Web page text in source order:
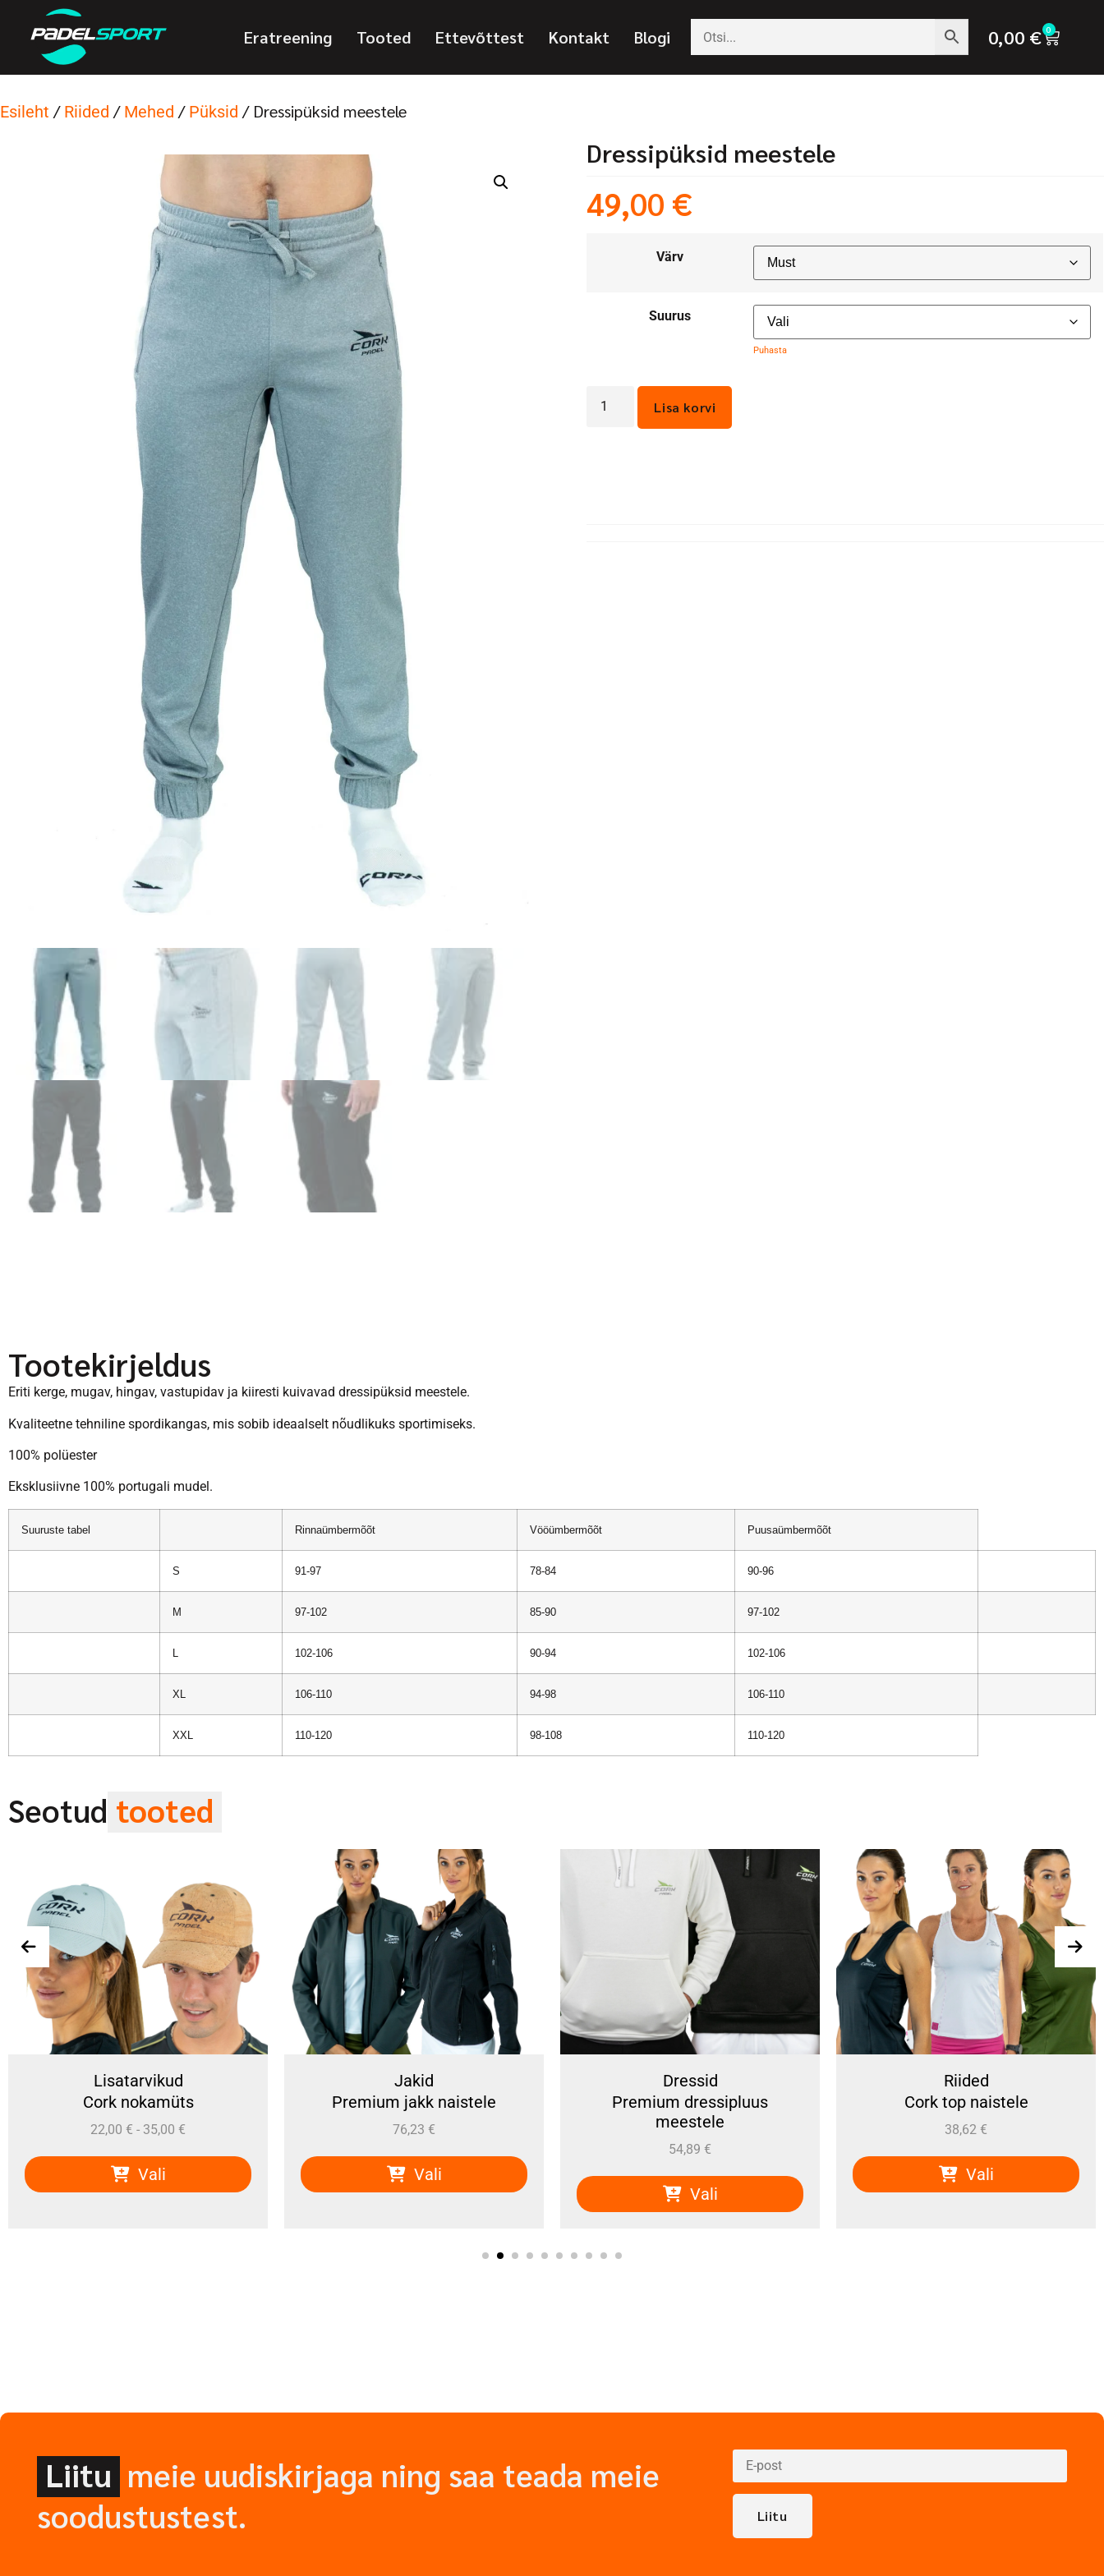
Eratreening Tooted Ettevõttest Kontakt Blogi 0,00 € 0
Esileht / Riided / Mehed / Püksid / Dressipüksid meestele
Dressipüksid meestele
49,00 €
Värv
Suurus
Puhasta
Lisa korvi
Tootekirjeldus
Eriti kerge, mugav, hingav, vastupidav ja kiiresti kuivavad dressipüksid meestele.
Kvaliteetne tehniline spordikangas, mis sobib ideaalselt nõudlikuks sportimiseks.
100% polüester
Eksklusiivne 100% portugali mudel.
Suuruste tabel Rinnaümbermõõt Vööümbermõõt Puusaümbermõõt
S 91-97 78-84 90-96
M 97-102 85-90 97-102
102-106 90-94 102-106
XL 106-110 94-98 106-110
XXL 110-120 98-108 110-120
Seotud tooted
Lisatarvikud
Cork nokamüts
€-35,00 €
Vali
Jakid
Premium jakk naistele
€
Vali
Dressid
Premium dressipluus
meestele
€
Vali
Riided
Cork top naistele
€
Vali
Liitu meie uudiskirjaga ning saa teada meie
soodustustest.
Liitu